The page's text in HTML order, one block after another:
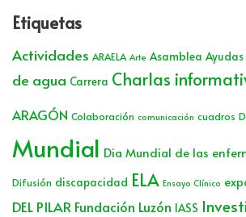
Etiquetas
Actividades ARAELA Arte Asamblea Ayudas
de agua Carrera Charlas
ARAGÓN Colaboración comunicación cuadros
Mundial Dia Mundial de las
Difusión discapacidad ELA Ensayo Clínico
DEL PILAR Fundación Luzón IASS